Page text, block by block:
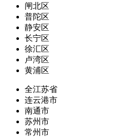
闸北区
普陀区
静安区
长宁区
徐汇区
卢湾区
黄浦区
全江苏省
连云港市
南通市
苏州市
常州市